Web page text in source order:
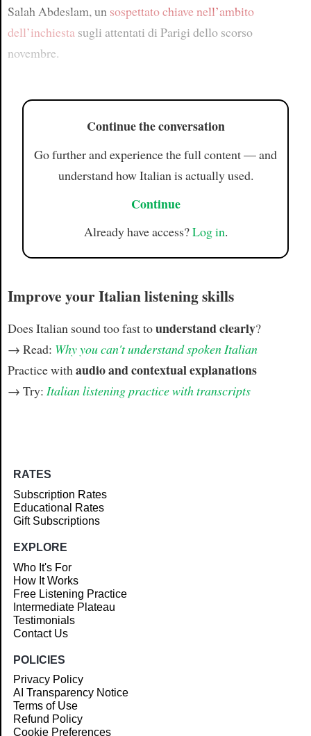
Salah Abdeslam, un sospettato chiavenell’ambito
dell’inchiestasugli attentati di Parigi dello scorso
novembre.
Continue the conversation
Go further and experience the full content — and
understand how Italian is actually used.
Continue
Already have access?Log in.
Improve your Italian listening skills
Does Italian sound too fast tounderstand clearly?
→ Read: Why you can't understand spoken Italian
Practice with audio and contextual explanations
→ Try: Italian listening practice with transcripts
RATES
Subscription Rates
Educational Rates
Gift Subscriptions
EXPLORE
Who It's For
How It Works
Free Listening Practice
Intermediate Plateau
Testimonials
Contact Us
POLICIES
Privacy Policy
AI Transparency Notice
Terms of Use
Refund Policy
Cookie Preferences